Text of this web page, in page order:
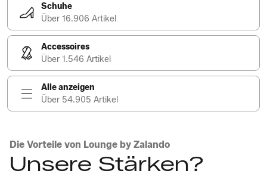
Schuhe
Über 16.906 Artikel
Accessoires
Über 1.546 Artikel
Alle anzeigen
Über 54.905 Artikel
Die Vorteile von Lounge by Zalando
Unsere Stärken?